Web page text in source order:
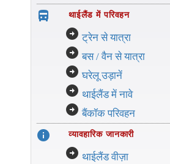
directions_bus_filled थाईलैंड में परिवहन
arrow_circle_right ट्रेन से यात्रा
arrow_circle_right बस / वैन से यात्रा
arrow_circle_right घरेलू उड़ानें
arrow_circle_right थाईलैंड में नावे
arrow_circle_right बैंकॉक परिवहन
info व्यावहारिक जानकारी
arrow_circle_right थाईलैंड वीज़ा